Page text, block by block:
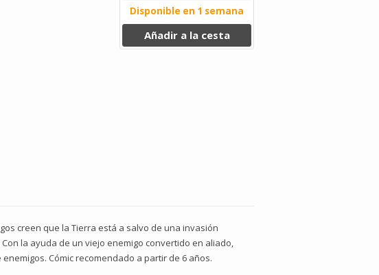
Disponible en 1 semana
Añadir a la cesta
creen que la Tierra está a salvo de una invasión
la ayuda de un viejo enemigo convertido en aliado,
Cómic recomendado a partir de 6 años.